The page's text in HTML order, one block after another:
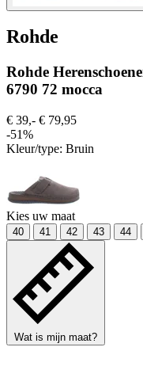
Rohde
Rohde
6790 72 mocca
€ 39,- € 79,95
-51%
Kleur/type: Bruin
Kies uw maat
40 41 42 43 44
Wat is mijn maat?